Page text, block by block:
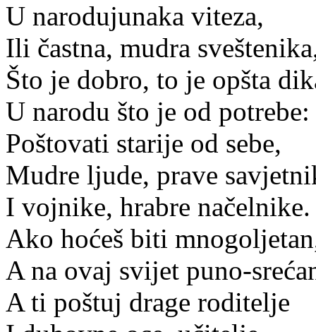
U narodujunaka viteza,
Ili častna, mudra
Što je dobro, to je opšta
U narodu što je od potrebe:
Poštovati starije od sebe,
Mudre ljude, prave
I vojnike, hrabre načelnike.
Ako hoćeš biti
A na ovaj svijet puno-
A ti poštuj drage roditelje